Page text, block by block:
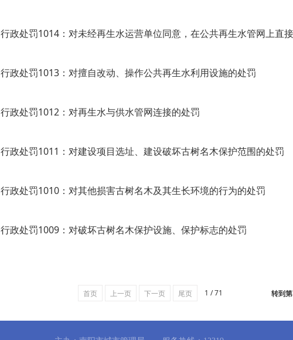
行政处罚1013：对擅自改动、操作公共再生水利用设施的处罚
行政处罚1012：对再生水与供水管网连接的处罚
行政处罚1011：对建设项目选址、建设破坏古树名木保护范围的处罚
行政处罚1010：对其他损害古树名木及其生长环境的行为的处罚
行政处罚1009：对破坏古树名木保护设施、保护标志的处罚
首页 上一页 下一页 尾页 1 / 71 转到第